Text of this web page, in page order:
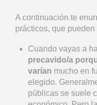
A continuación te
prácticos, que
Cuando vayas a
precavido/a
varían mucho en
elegido.
públicas se suele